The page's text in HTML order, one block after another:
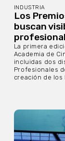
INDUSTRIA
Los
buscan
La primera
Academia de
incluidas dos
Profesionales
creación de los